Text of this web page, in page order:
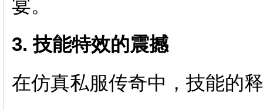
宴。
3. 技能特效的震撼
在仿真私服传奇中，技能的